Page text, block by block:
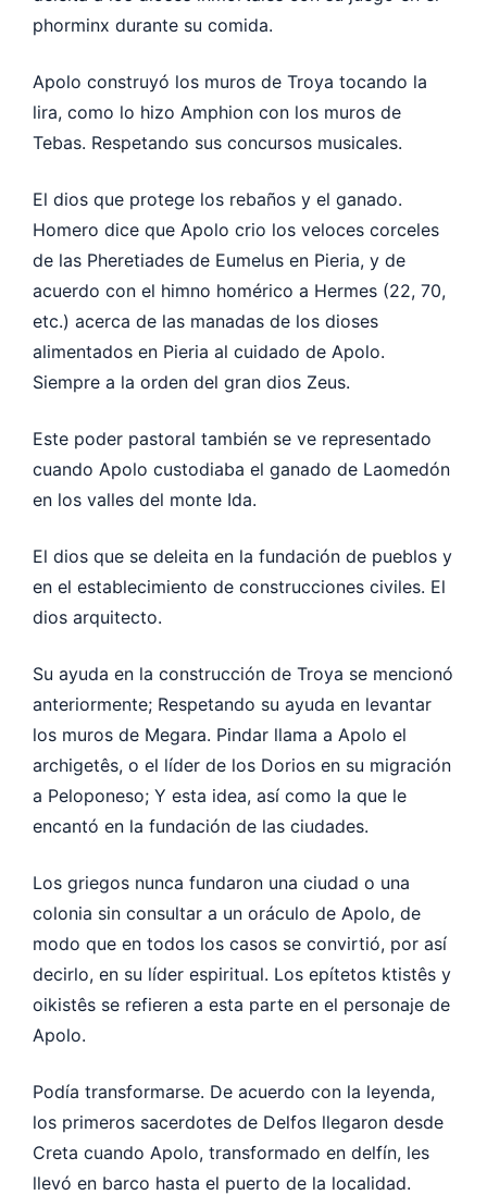
phorminx durante su comida.
Apolo construyó los muros de Troya tocando la
lira, como lo hizo Amphion con los muros de
Tebas. Respetando sus concursos musicales.
El dios que protege los rebaños y el ganado.
Homero dice que Apolo crio los veloces corceles
de las Pheretiades de Eumelus en Pieria, y de
acuerdo con el himno homérico a Hermes (22, 70,
etc.) acerca de las manadas de los dioses
alimentados en Pieria al cuidado de Apolo.
Siempre a la orden del gran dios Zeus.
Este poder pastoral también se ve representado
cuando Apolo custodiaba el ganado de Laomedón
en los valles del monte Ida.
El dios que se deleita en la fundación de pueblos y
en el establecimiento de construcciones civiles. El
dios arquitecto.
Su ayuda en la construcción de Troya se mencionó
anteriormente; Respetando su ayuda en levantar
los muros de Megara. Pindar llama a Apolo el
archigetês, o el líder de los Dorios en su migración
a Peloponeso; Y esta idea, así como la que le
encantó en la fundación de las ciudades.
Los griegos nunca fundaron una ciudad o una
colonia sin consultar a un oráculo de Apolo, de
modo que en todos los casos se convirtió, por así
decirlo, en su líder espiritual. Los epítetos ktistês y
oikistês se refieren a esta parte en el personaje de
Apolo.
Podía transformarse. De acuerdo con la leyenda,
los primeros sacerdotes de Delfos llegaron desde
Creta cuando Apolo, transformado en delfín, les
llevó en barco hasta el puerto de la localidad.